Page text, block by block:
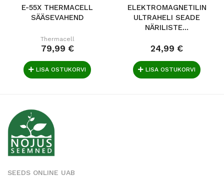
E-55X THERMACELL
SÄÄSEVAHEND
Thermacell
79,99 €
LISA OSTUKORVI
ELEKTROMAGNETILINE
ULTRAHELI SEADE
NÄRILISTE...
24,99 €
LISA OSTUKORVI
SEEDS ONLINE UAB